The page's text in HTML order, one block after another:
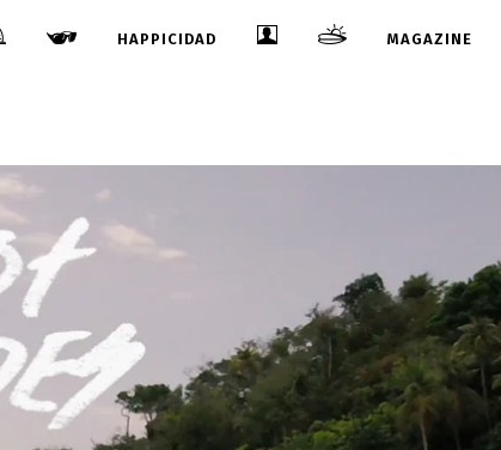
HAPPICIDAD MAGAZINE